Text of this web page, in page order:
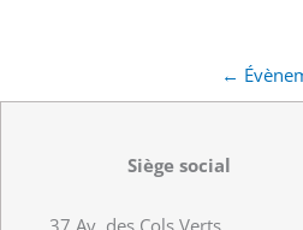
←
Siège social